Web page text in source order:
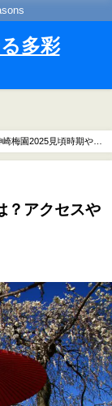
多彩
崎梅園2025見頃時期や開
？アクセスや